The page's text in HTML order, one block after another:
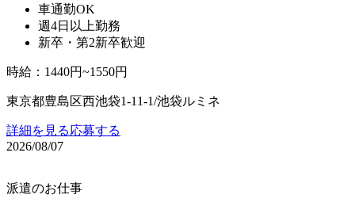
車通勤OK
週4日以上勤務
新卒・第2新卒歓迎
時給 ： 1440円~1550円
東京都豊島区西池袋1-11-1/池袋ルミネ
詳細を見る応募する
2026/08/07
派遣のお仕事